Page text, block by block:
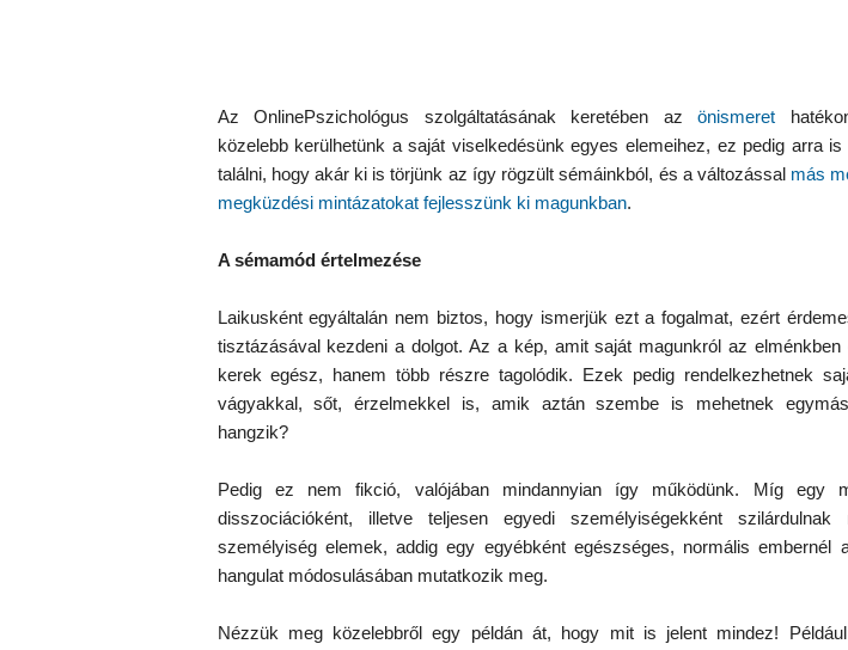
Az OnlinePszichológus szolgáltatásának keretében azönismeret
közelebb kerülhetünk a saját viselkedésünk egyes elemeihez, ez pedig arra
találni, hogy akár ki is törjünk az így rögzült sémáinkból, és a változással más
megküzdési mintázatokat fejlesszünk ki magunkban.
A sémamód értelmezése
Laikusként egyáltalán nem biztos, hogy ismerjük ezt a fogalmat, ezért
tisztázásával kezdeni a dolgot. Az a kép, amit saját magunkról az
kerek egész, hanem több részre tagolódik. Ezek pedig rendelkezhetnek
vágyakkal, sőt, érzelmekkel is, amik aztán szembe is mehetnek
hangzik?
Pedig ez nem fikció, valójában mindannyian így működünk. Míg egy
disszociációként, illetve teljesen egyedi személyiségekként
személyiség elemek, addig egy egyébként egészséges, normális embernél
hangulat módosulásában mutatkozik meg.
Nézzük meg közelebbről egy példán át, hogy mit is jelent mindez!